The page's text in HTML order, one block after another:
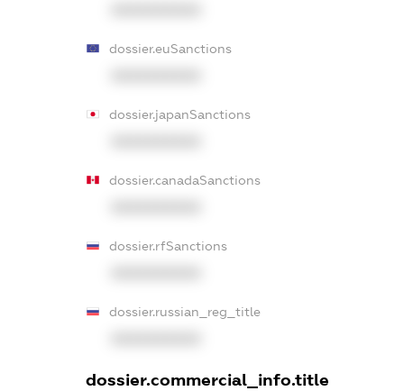
dossier.euSanctions
dossier.japanSanctions
dossier.canadaSanctions
dossier.rfSanctions
dossier.russian_reg_title
dossier.commercial_info.title